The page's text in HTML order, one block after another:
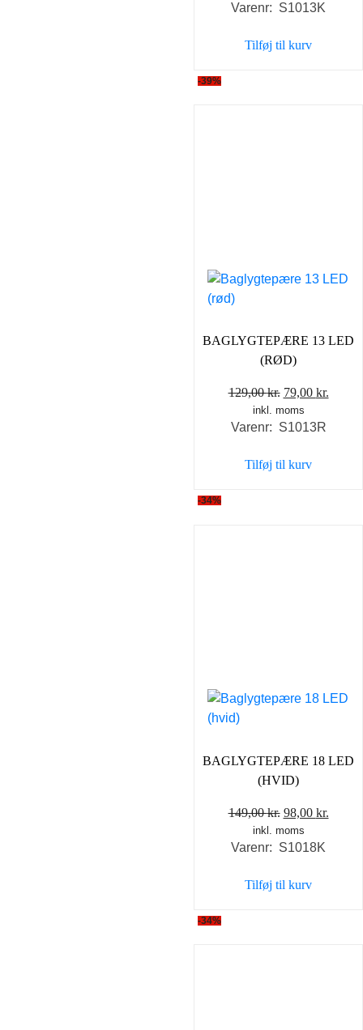
pris
129,00 kr..
Varenr: S1013K
Tilføj til kurv
-39%
BAGLYGTEPÆRE 13 LED
(RØD)
129,00kr. Den
oprindelige
pris
129,00 kr..
79,00 kr.Den
inkl. moms
Varenr: S1013R
Tilføj til kurv
-34%
BAGLYGTEPÆRE 18 LED
(HVID)
149,00kr. Den
oprindelige
pris
149,00 kr..
98,00 kr.
inkl. moms
Varenr: S1018K
Tilføj til kurv
-34%